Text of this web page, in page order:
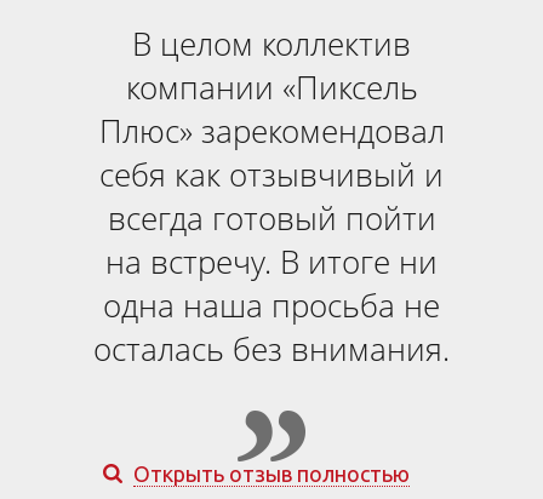
В целом коллектив
компании «Пиксель
Плюс» зарекомендовал
себя как отзывчивый и
всегда готовый пойти
на встречу. В итоге ни
одна наша просьба не
осталась без внимания.
Открыть отзыв полностью